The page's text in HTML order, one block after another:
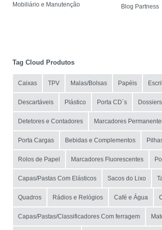
Mobiliário e Manutenção
Blog Partness
Tag Cloud Produtos
Caixas TPV Malas/Bolsas Papéis
Descartáveis Plástico Porta CD´s
Detetores e Contadores Marcadores
Porta Cargas Bebidas e Complementos
Rolos de Papel Marcadores Fluorescentes
Capas/Pastas Com Elásticos Sacos do Lixo
Quadros Rádios e Relógios Café e Água
Capas/Pastas/Classificadores Com ferragem